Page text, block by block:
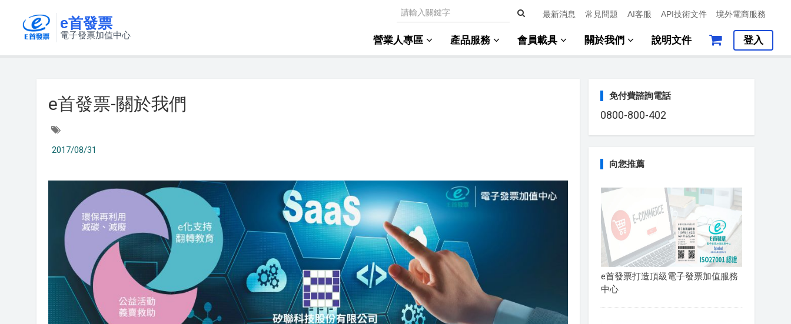
e首發票
電子發票加值中心
最新消息 常見問題 AI客服 API技術文件 境外電商服務
營業人專區 產品服務 會員載具 關於我們 說明文件 登入
e首發票-關於我們
2017/08/31
免付費諮詢電話
0800-800-402
向您推薦
e首發票打造頂級電子發票加值服務
中心